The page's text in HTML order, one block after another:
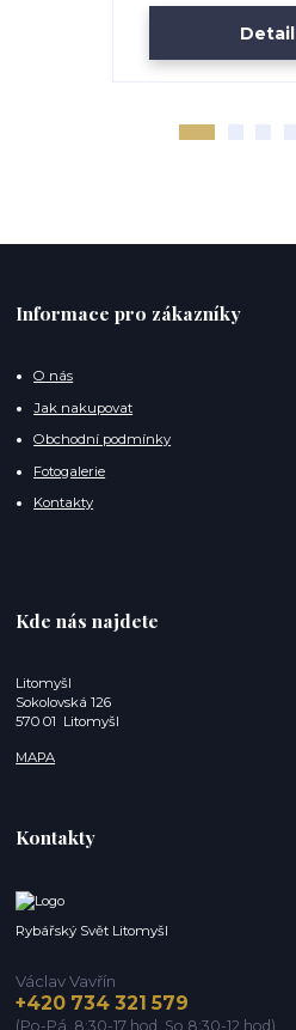
Detail
Informace pro zákazníky
O nás
Jak nakupovat
Obchodní podmínky
Fotogalerie
Kontakty
Kde nás najdete
Litomyšl
Sokolovská 126
570 01 Litomyšl
MAPA
Kontakty
Rybářský Svět Litomyšl
Václav Vavřín
+420 734 321 579
(Po-Pá, 8:30-17 hod. So 8:30-12 hod)